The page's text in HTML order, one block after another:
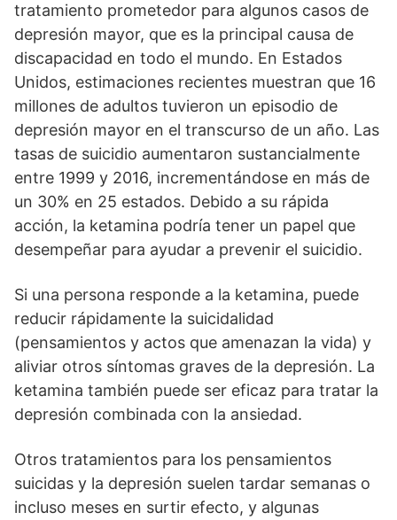
tratamiento prometedor para algunos casos de
depresión mayor, que es la principal causa de
discapacidad en todo el mundo. En Estados
Unidos, estimaciones recientes muestran que 16
millones de adultos tuvieron un episodio de
depresión mayor en el transcurso de un año. Las
tasas de suicidio aumentaron sustancialmente
entre 1999 y 2016, incrementándose en más de
un 30% en 25 estados. Debido a su rápida
acción, la ketamina podría tener un papel que
desempeñar para ayudar a prevenir el suicidio.
Si una persona responde a la ketamina, puede
reducir rápidamente la suicidalidad
(pensamientos y actos que amenazan la vida) y
aliviar otros síntomas graves de la depresión. La
ketamina también puede ser eficaz para tratar la
depresión combinada con la ansiedad.
Otros tratamientos para los pensamientos
suicidas y la depresión suelen tardar semanas o
incluso meses en surtir efecto, y algunas